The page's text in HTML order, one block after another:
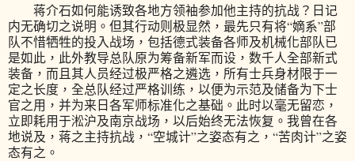
蒋介石如何能诱致各地方领袖参加他主持的抗战？日记
内无确切之说明。但其行动则极显然，最先只有将“嫡系”部
队不惜牺牲的投入战场，包括德式装备各师及机械化部队已
是如此，此外教导总队原为筹备新军而设，数千人全部新式
装备，而且其人员经过极严格之遴选，所有士兵身材限于一
定之长度，全总队经过严格训练，以便为示范及储备为下士
官之用，并为来日各军师标准化之基础。此时以毫无留恋，
立即耗用于淞沪及南京战场，以后始终无法恢复。我曾在各
地说及，蒋之主持抗战，“空城计”之姿态有之，“苦肉计”之姿
态有之。